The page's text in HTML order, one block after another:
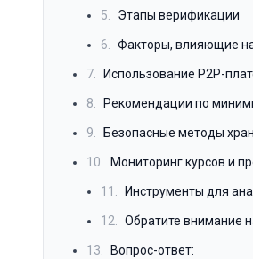
5. Этапы верификации
6. Факторы, влияющие
7. Использование P2P-
8. Рекомендации по
9. Безопасные методы
10. Мониторинг курсов и
11. Инструменты для
12. Обратите внимание
13. Вопрос-ответ: